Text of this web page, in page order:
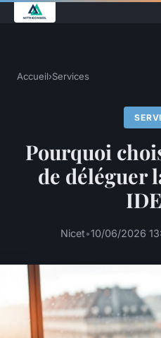
Accueil›Services
Pourquoi
de déléguer
Nicet•10/06/2026